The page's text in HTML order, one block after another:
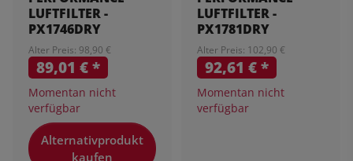
LUFTFILTER -
PX1746DRY
Alter Preis: 98,90 €
89,01 €*
Momentan nicht
verfügbar
Alternativprodukt
kaufen
LUFTFILTER -
PX1781DRY
Alter Preis: 102,90 €
92,61 €*
Momentan nicht
verfügbar